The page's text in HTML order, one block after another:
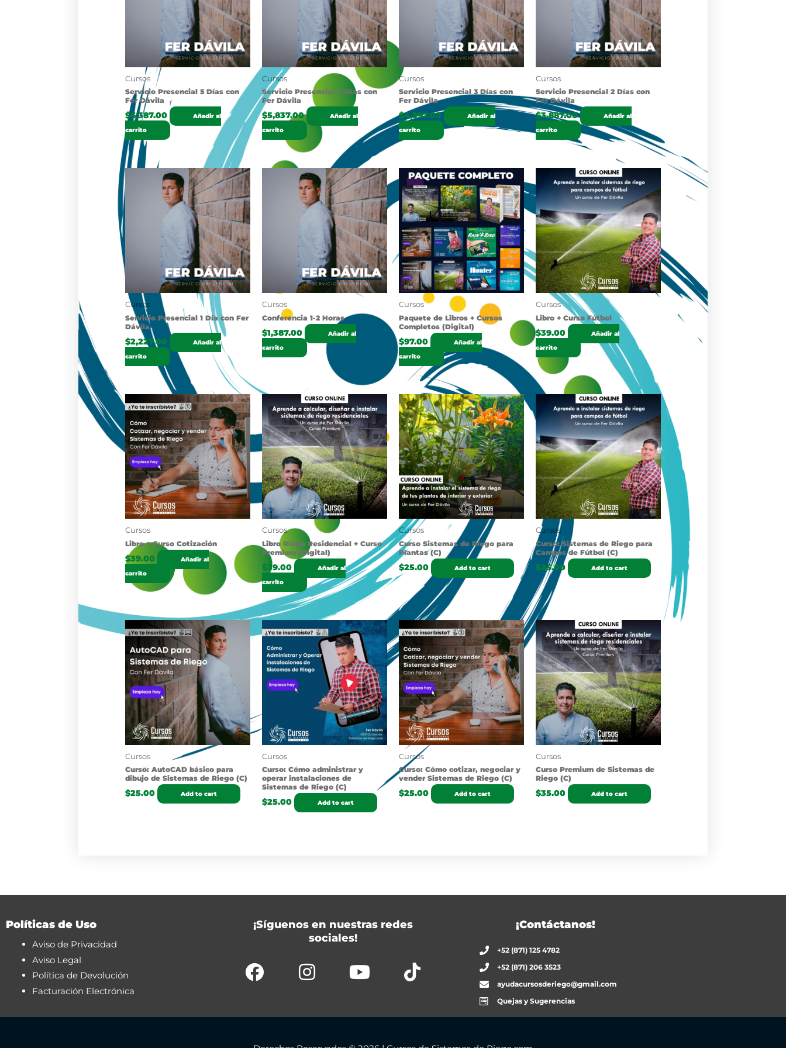
Cursos
Servicio Presencial 5 Días con
Fer Dávila
$6,387.00
Añadir al
carrito
Cursos
Servicio Presencial 4 Días con
Fer Dávila
$5,837.00
Añadir al
carrito
Cursos
Servicio Presencial 3 Días con
Fer Dávila
$4,997.00
Añadir al
carrito
Cursos
Servicio Presencial 2 Días con
Fer Dávila
$3,887.00
Añadir al
carrito
Cursos
Servicio Presencial 1 Día con Fer
Dávila
$2,227.00
Añadir al
carrito
Cursos
Conferencia 1-2 Horas
$1,387.00
Añadir al
carrito
Cursos
Paquete de Libros + Cursos
Completos (Digital)
$97.00
Añadir al
carrito
Cursos
Libro + Curso Fútbol
$39.00
Añadir al
carrito
Cursos
Libro + Curso Cotización
$39.00
Añadir al
carrito
Cursos
Libro Riego Residencial + Curso
Premium (Digital)
$39.00
Añadir al
carrito
Cursos
Curso Sistemas de Riego para
Plantas (C)
$25.00 Add to cart
Cursos
Curso: Sistemas de Riego para
Campos de Fútbol (C)
$25.00 Add to cart
Cursos
Curso: AutoCAD básico para
dibujo de Sistemas de Riego (C)
$25.00 Add to cart
Cursos
Curso: Cómo administrar y
operar instalaciones de
Sistemas de Riego (C)
$25.00 Add to cart
Cursos
Curso: Cómo cotizar, negociar y
vender Sistemas de Riego (C)
$25.00 Add to cart
Cursos
Curso Premium de Sistemas de
Riego (C)
$35.00 Add to cart
Políticas de Uso
Aviso de Privacidad
Aviso Legal
Política de Devolución
Facturación Electrónica
¡Síguenos en nuestras redes
sociales!
¡Contáctanos!
+52 (871) 125 4782
+52 (871) 206 3523
ayudacursosderiego@gmail.com
Quejas y Sugerencias